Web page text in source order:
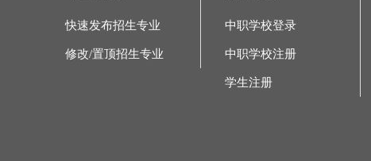
快速发布招生专业
修改/置顶招生专业
中职学校登录
中职学校注册
学生注册